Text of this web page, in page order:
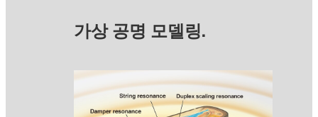
가상 공명 모델링.